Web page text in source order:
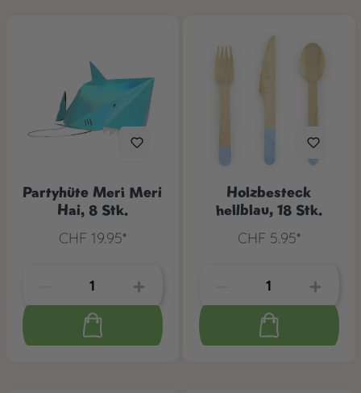
Partyhüte Meri Meri
Hai, 8 Stk.
CHF 19.95*
Holzbesteck
hellblau, 18 Stk.
CHF 5.95*